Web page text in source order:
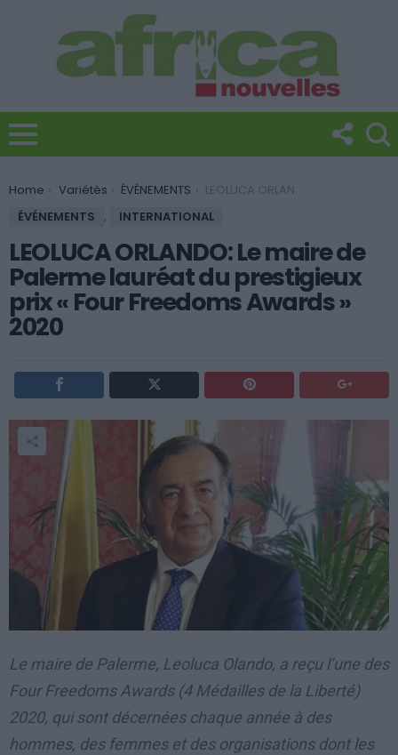
You are here:
Home Variétès ÉVÉNEMENTS
LEOLUCA ORLANDO: Le maire de Palerme lauréat du prestigieux prix « Four Freedoms Awards » 2020
ÉVÉNEMENTS
, INTERNATIONAL
LEOLUCA ORLANDO: Le maire de
Palerme lauréat du prestigieux
prix « Four Freedoms Awards »
2020
Le maire de Palerme, Leoluca Olando, a reçu l’une des
Four Freedoms Awards (4 Médailles de la Liberté)
2020, qui sont décernées chaque année à des
hommes, des femmes et des organisations dont les